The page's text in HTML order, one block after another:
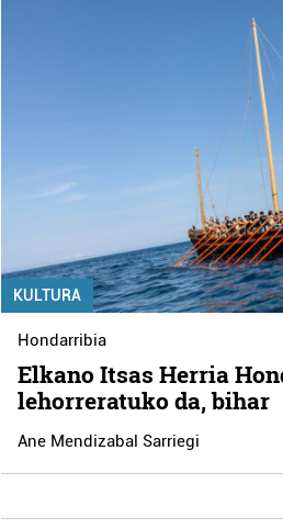
KULTURA
Hondarribia
Elkano Itsas Herria
lehorreratuko da, bihar
Ane Mendizabal Sarriegi